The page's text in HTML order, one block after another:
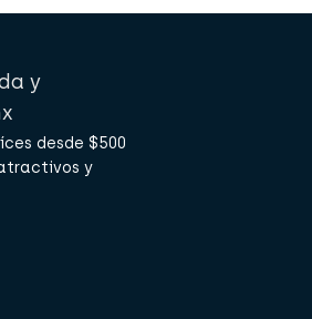
desde $500
y